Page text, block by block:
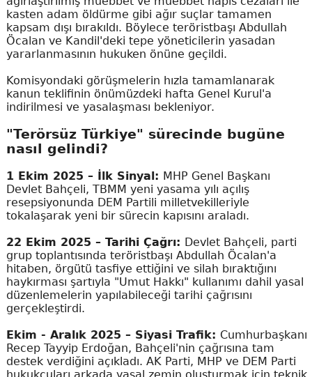
kasten adam öldürme gibi ağır suçlar tamamen
kapsam dışı bırakıldı. Böylece teröristbaşı Abdullah
Öcalan ve Kandil'deki tepe yöneticilerin yasadan
yararlanmasının hukuken önüne geçildi.
Komisyondaki görüşmelerin hızla tamamlanarak
kanun teklifinin önümüzdeki hafta Genel Kurul'a
indirilmesi ve yasalaşması bekleniyor.
"Terörsüz Türkiye" sürecinde bugüne
nasıl gelindi?
1 Ekim 2025 – İlk Sinyal: MHP Genel Başkanı
Devlet Bahçeli, TBMM yeni yasama yılı açılış
resepsiyonunda DEM Partili milletvekilleriyle
tokalaşarak yeni bir sürecin kapısını araladı.
22 Ekim 2025 – Tarihi Çağrı: Devlet Bahçeli, parti
grup toplantısında teröristbaşı Abdullah Öcalan'a
hitaben, örgütü tasfiye ettiğini ve silah bıraktığını
haykırması şartıyla "Umut Hakkı" kullanımı dahil yasal
düzenlemelerin yapılabileceği tarihi çağrısını
gerçekleştirdi.
Ekim - Aralık 2025 – Siyasi Trafik: Cumhurbaşkanı
Recep Tayyip Erdoğan, Bahçeli'nin çağrısına tam
destek verdiğini açıkladı. AK Parti, MHP ve DEM Parti